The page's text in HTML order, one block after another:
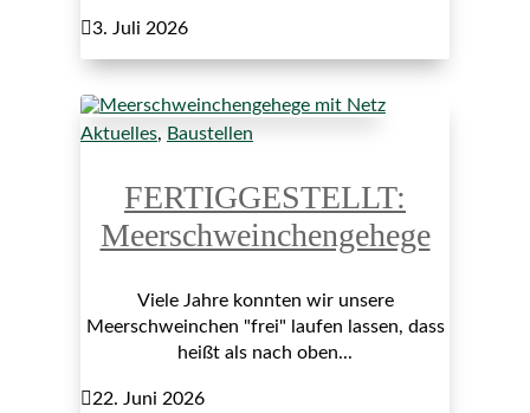
3. Juli 2026
Aktuelles, Baustellen
FERTIGGESTELLT:
Meerschweinchengehege
Viele Jahre konnten wir unsere
Meerschweinchen "frei" laufen lassen, dass
heißt als nach oben...
22. Juni 2026